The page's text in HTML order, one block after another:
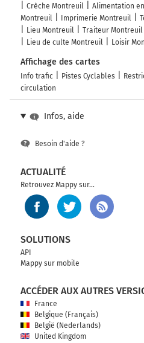
Crèche Montreuil
Alimentation
Montreuil
Imprimerie Montreuil
Lieu Montreuil
Traiteur Montreuil
Lieu de culte Montreuil
Loisir
Affichage des cartes
Info trafic Pistes Cyclables
circulation
Infos, aide
Besoin d'aide ?
ACTUALITÉ
Retrouvez Mappy sur...
SOLUTIONS
API
Mappy sur mobile
ACCÉDER AUX AUTRES
France
Belgique (Français)
België (Nederlands)
United Kingdom